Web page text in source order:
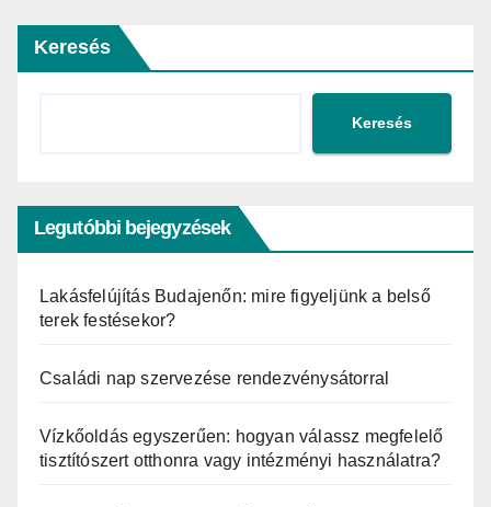
Keresés
Keresés
Legutóbbi bejegyzések
Lakásfelújítás Budajenőn: mire figyeljünk a belső
terek festésekor?
Családi nap szervezése rendezvénysátorral
Vízkőoldás egyszerűen: hogyan válassz megfelelő
tisztítószert otthonra vagy intézményi használatra?